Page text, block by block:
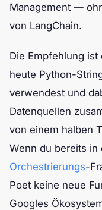
Management —
von LangChain.
Die Empfehlung
heute Python-
verwendest und
Datenquellen
von einem halben
Wenn du bereits in
Orchestrierungs-
Poet keine neue
Googles